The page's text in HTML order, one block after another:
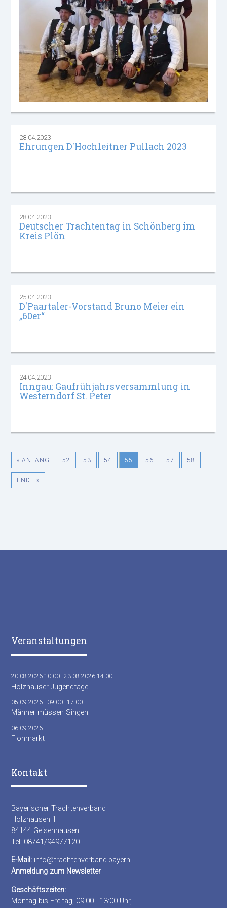
28.04.2023
Ehrungen D'Hochleitner Pullach 2023
28.04.2023
Deutscher Trachtentag in Schönberg im
Kreis Plön
25.04.2023
D'Paartaler-Vorstand Bruno Meier ein
„60er“
24.04.2023
Inngau: Gaufrühjahrsversammlung in
Westerndorf St. Peter
« ANFANG 52 53 54 55 56 57 58
ENDE »
Veranstaltungen
20.08.2026 10:00–23.08.2026 14:00
Holzhauser Jugendtage
05.09.2026 , 09:00–17:00
Männer müssen Singen
06.09.2026
Flohmarkt
Kontakt
Bayerischer Trachtenverband
Holzhausen 1
84144 Geisenhausen
Tel: 08741/94977120
E-Mail: info@trachtenverband.bayern
Anmeldung zum Newsletter
Geschäftszeiten:
Montag bis Freitag, 09:00 - 13:00 Uhr,